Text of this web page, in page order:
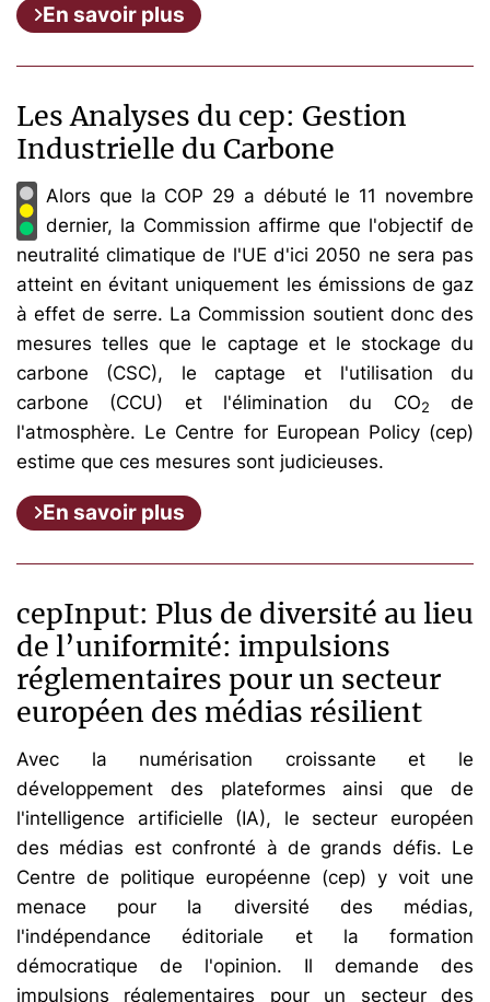
En savoir plus
Les Analyses du cep: Gestion
Industrielle du Carbone
Alors que la COP 29 a débuté le 11 novembre
dernier, la Commission affirme que l'objectif de
neutralité climatique de l'UE d'ici 2050 ne sera pas
atteint en évitant uniquement les émissions de gaz
à effet de serre. La Commission soutient donc des
mesures telles que le captage et le stockage du
carbone (CSC), le captage et l'utilisation du
carbone (CCU) et l'élimination du CO2
de
l'atmosphère. Le Centre for European Policy (cep)
estime que ces mesures sont judicieuses.
En savoir plus
cepInput: Plus de diversité au lieu
de l’uniformité: impulsions
réglementaires pour un secteur
européen des médias résilient
Avec la numérisation croissante et le
développement des plateformes ainsi que de
l'intelligence artificielle (IA), le secteur européen
des médias est confronté à de grands défis. Le
Centre de politique européenne (cep) y voit une
menace pour la diversité des médias,
l'indépendance éditoriale et la formation
démocratique de l'opinion. Il demande des
impulsions réglementaires pour un secteur des